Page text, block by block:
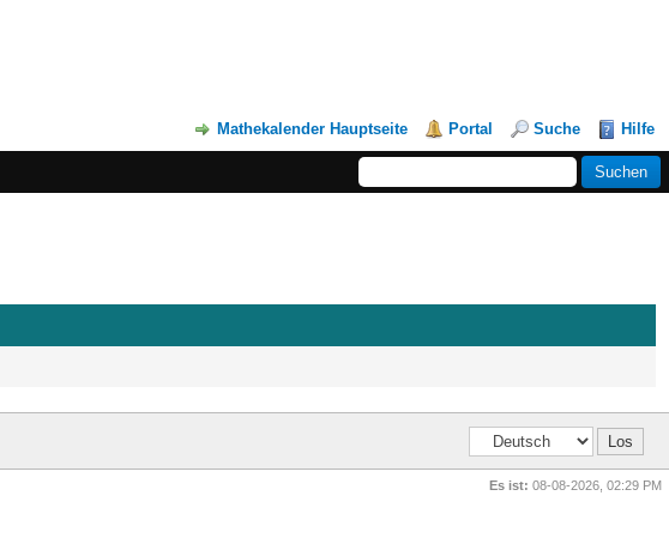
Mathekalender Hauptseite Portal Suche Hilfe
Es ist: 08-08-2026, 02:29 PM